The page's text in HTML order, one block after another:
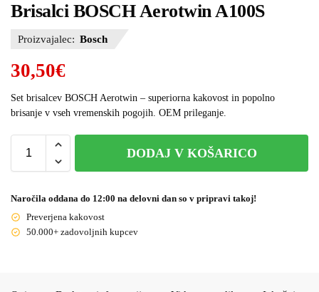
Brisalci BOSCH Aerotwin A100S
Proizvajalec: Bosch
30,50€
Set brisalcev BOSCH Aerotwin – superiorna kakovost in popolno
brisanje v vseh vremenskih pogojih. OEM prileganje.
DODAJ V KOŠARICO
Naročila oddana do 12:00 na delovni dan so v pripravi takoj!
Preverjena kakovost
50.000+ zadovoljnih kupcev